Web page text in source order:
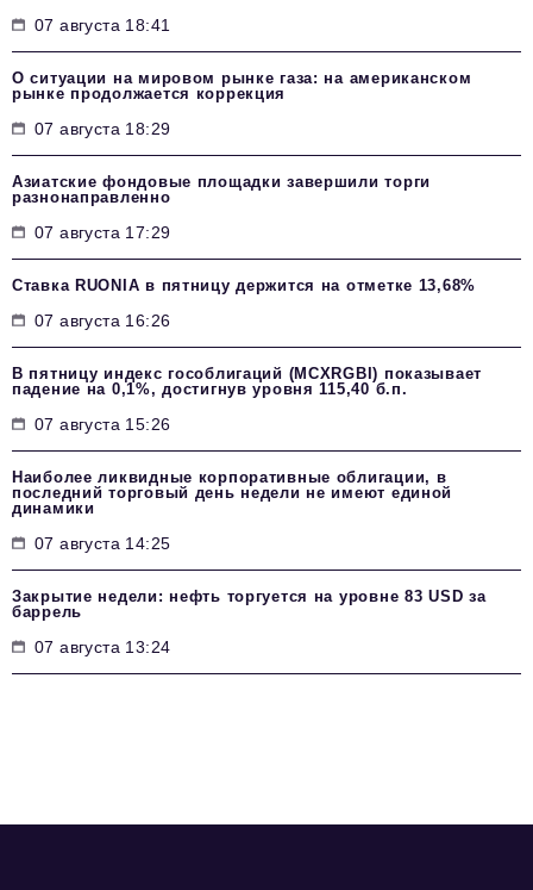
07 августа 18:41
О ситуации на мировом рынке газа: на американском
рынке продолжается коррекция
07 августа 18:29
Азиатские фондовые площадки завершили торги
разнонаправленно
07 августа 17:29
Ставка RUONIA в пятницу держится на отметке 13,68%
07 августа 16:26
В пятницу индекс гособлигаций (MCXRGBI) показывает
падение на 0,1%, достигнув уровня 115,40 б.п.
07 августа 15:26
Наиболее ликвидные корпоративные облигации, в
последний торговый день недели не имеют единой
динамики
07 августа 14:25
Закрытие недели: нефть торгуется на уровне 83 USD за
баррель
07 августа 13:24